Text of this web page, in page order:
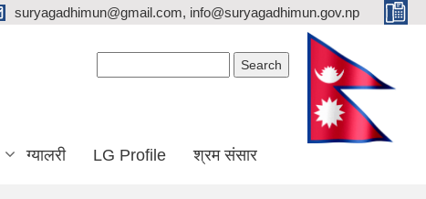
suryagadhimun@gmail.com, info@suryagadhimun.gov.np
ग्यालरी LG Profile श्रम संसार